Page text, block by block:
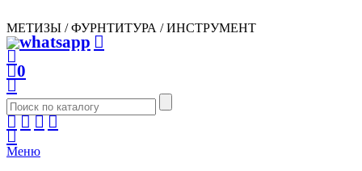
МЕТИЗЫ / ФУРНТИТУРА / ИНСТРУМЕНТ
0
Меню